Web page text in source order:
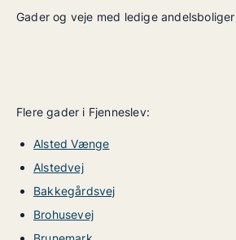
Gader og veje med ledige
Flere gader i Fjenneslev:
Alsted Vænge
Alstedvej
Bakkegårdsvej
Brohusevej